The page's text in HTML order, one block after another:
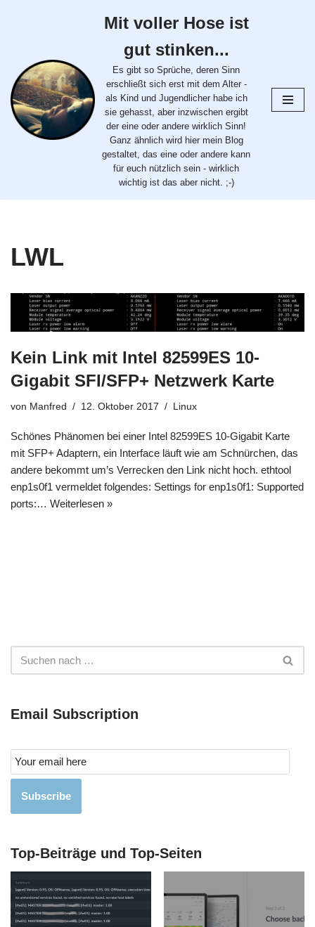
springen
Mit voller Hose ist
gut stinken...
Es gibt so Sprüche, deren Sinn
erschließt sich erst mit dem Alter -
als Kind und Jugendlicher habe ich
sie gehasst, aber inzwischen ergibt
der eine oder andere wirklich Sinn!
Ganz ähnlich wird hier mein Blog
gestaltet, das eine oder andere kann
für euch nützlich sein - wirklich
wichtig ist das aber nicht. ;-)
LWL
Kein Link mit Intel 82599ES 10-
Gigabit SFI/SFP+ Netzwerk Karte
von Manfred 12. Oktober 2017 Linux
Schönes Phänomen bei einer Intel 82599ES 10-Gigabit Karte
mit SFP+ Adaptern, ein Interface läuft wie am Schnürchen, das
andere bekommt um’s Verrecken den Link nicht hoch. ethtool
enp1s0f1 vermeldet folgendes: Settings for enp1s0f1: Supported
ports:… Weiterlesen »
Email Subscription
Subscribe
Top-Beiträge und Top-Seiten